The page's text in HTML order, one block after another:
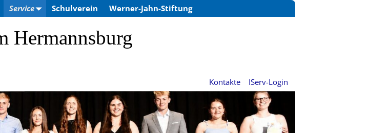
Service Schulverein Werner-Jahn-Stiftung
Hermannsburg
Kontakte IServ-Login